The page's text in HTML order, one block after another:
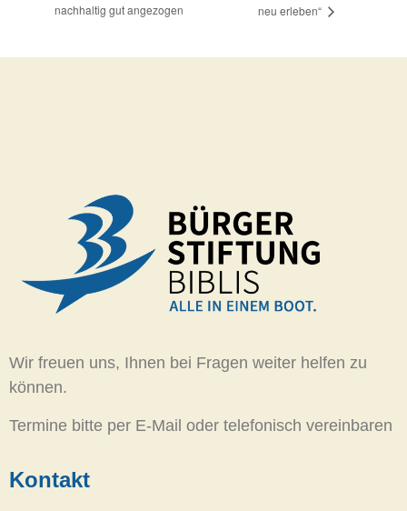
nachhaltig gut angezogen
neu erleben“
Wir freuen uns, Ihnen bei Fragen weiter helfen zu
können.
Termine bitte per E-Mail oder telefonisch vereinbaren
Kontakt